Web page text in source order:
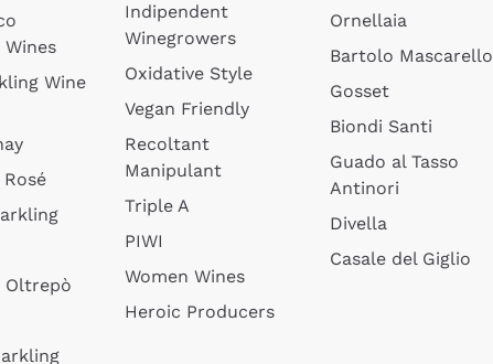
Wine
Oltrepò
Indipendent
Winegrowers
Oxidative Style
Vegan Friendly
Recoltant
Manipulant
Triple A
PIWI
Women Wines
Heroic Producers
Ornellaia
Bartolo Mascarello
Gosset
Biondi Santi
Guado al Tasso
Antinori
Divella
Casale del Giglio